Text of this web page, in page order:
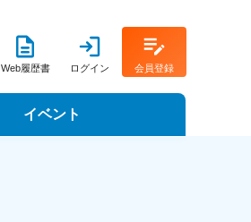
Web履歴書 ログイン 会員登録
イベント